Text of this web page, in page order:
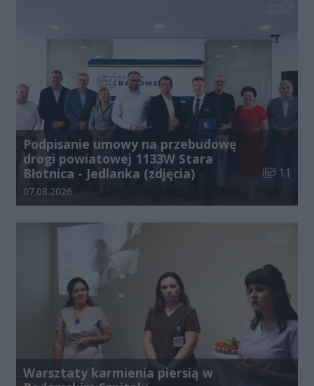
Podpisanie umowy na przebudowę
drogi powiatowej 1133W Stara
Błotnica - Jedlanka (zdjęcia)
Liczba
11
Data dodania galerii:
07.08.2026
Warsztaty karmienia piersią w